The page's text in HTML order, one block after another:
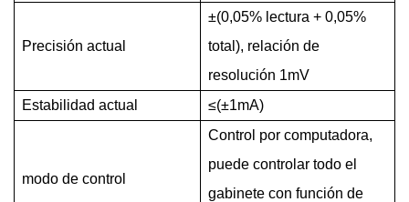
Precisión actual
±(0,05% lectura + 0,05%
total), relación de
resolución 1mV
Estabilidad actual
≤(±1mA)
modo de control
Control por computadora,
puede controlar todo el
gabinete con función de